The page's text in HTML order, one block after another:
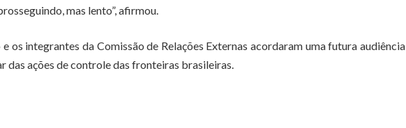
mas lento”, afirmou.
os integrantes da Comissão de Relações Externas acordaram uma futura audiência
das ações de controle das fronteiras brasileiras.